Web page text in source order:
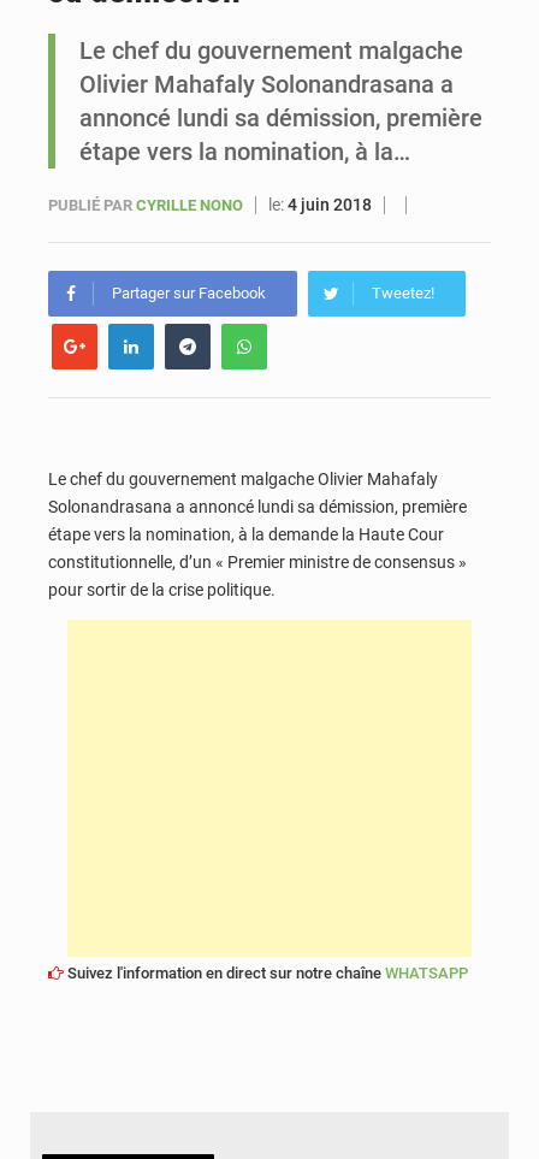
Sénégal : Ousmane Diagne prêtera serment le 11 août comme président du Conseil constitutionnel
Le chef du gouvernement malgache
Olivier Mahafaly Solonandrasana a
annoncé lundi sa démission, première
étape vers la nomination, à la…
PUBLIÉ PAR CYRILLE NONO le:4 juin 2018
Partager sur Facebook Tweetez!
Le chef du gouvernement malgache Olivier Mahafaly
Solonandrasana a annoncé lundi sa démission, première
étape vers la nomination, à la demande la Haute Cour
constitutionnelle, d’un « Premier ministre de consensus »
pour sortir de la crise politique.
Suivez l'information en direct sur notre chaîne WHATSAPP